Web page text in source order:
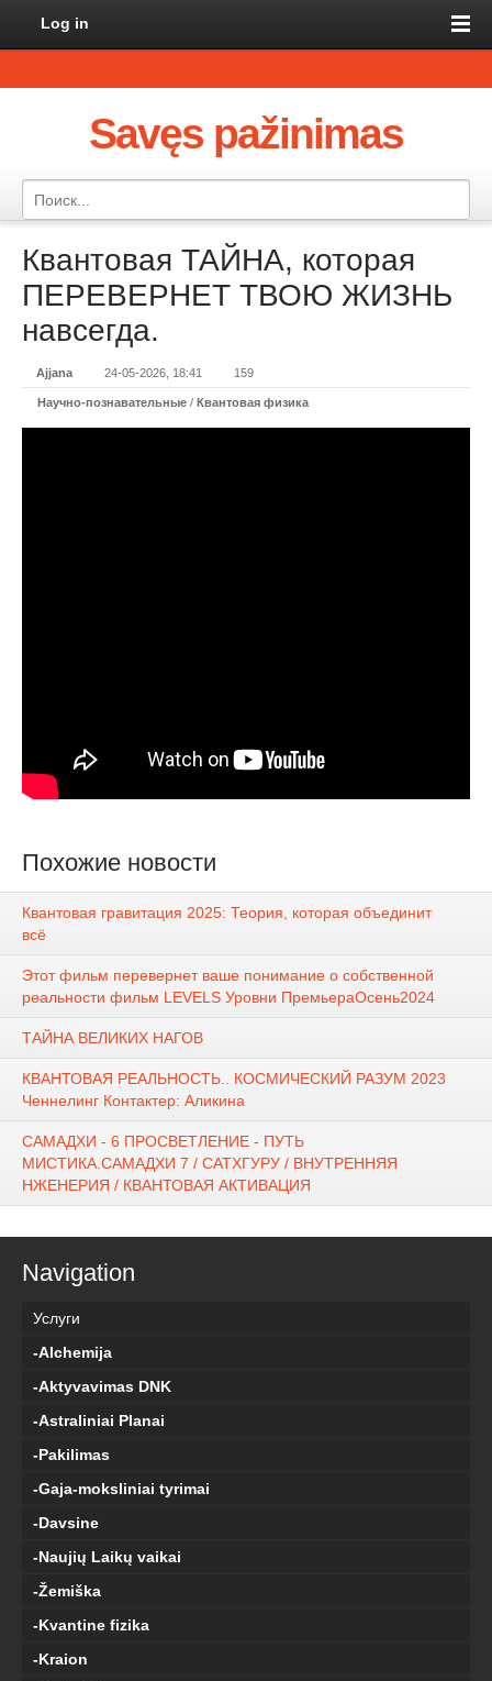
Log in
Savęs pažinimas
Квантовая ТАЙНА, которая
ПЕРЕВЕРНЕТ ТВОЮ ЖИЗНЬ
навсегда.
Ajjana 24-05-2026, 18:41 159
Научно-познавательные / Квантовая физика
Похожие новости
Квантовая гравитация 2025: Теория, которая объединит
всё
Этот фильм перевернет ваше понимание о собственной
реальности фильм LEVELS Уровни ПремьераОсень2024
ТАЙНА ВЕЛИКИХ НАГОВ
КВАНТОВАЯ РЕАЛЬНОСТЬ.. КОСМИЧЕСКИЙ РАЗУМ 2023
Ченнелинг Контактер: Аликина
САМАДХИ - 6 ПРОСВЕТЛЕНИЕ - ПУТЬ
МИСТИКА.САМАДХИ 7 / САТХГУРУ / ВНУТРЕННЯЯ
НЖЕНЕРИЯ / КВАНТОВАЯ АКТИВАЦИЯ
Navigation
Услуги
-Alchemija
-Aktyvavimas DNK
-Astraliniai Planai
-Pakilimas
-Gaja-moksliniai tyrimai
-Davsine
-Naujių Laikų vaikai
-Žemiška
-Kvantine fizika
-Kraion